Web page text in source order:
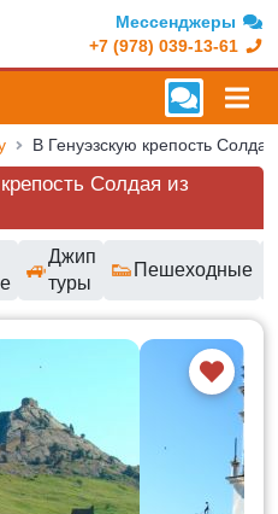
Мессенджеры
+7 (978) 039-13-61
Солдая из
🚙
Джип
туры
👟 Пешеходные